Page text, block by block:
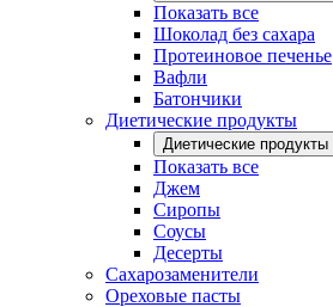
Показать все
Шоколад без сахара
Протеиновое печенье
Вафли
Батончики
Диетические продукты
Диетические продукты
Показать все
Джем
Сиропы
Соусы
Десерты
Сахарозаменители
Ореховые пасты